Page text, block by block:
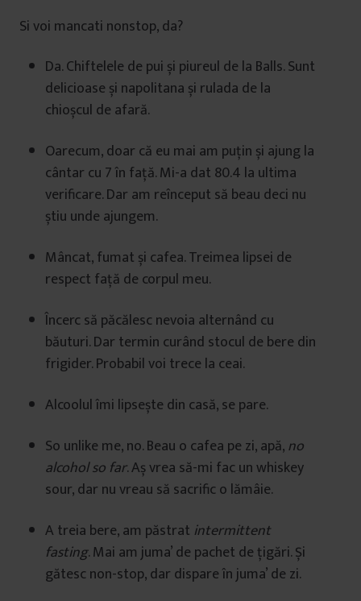
Si voi mancati nonstop, da?
Da. Chiftelele de pui și piureul de la Balls. Sunt
delicioase și napolitana și rulada de la
chioșcul de afară.
Oarecum, doar că eu mai am puțin și ajung la
cântar cu 7 în față. Mi-a dat 80.4 la ultima
verificare. Dar am reînceput să beau deci nu
știu unde ajungem.
Mâncat, fumat și cafea. Treimea lipsei de
respect față de corpul meu.
Încerc să păcălesc nevoia alternând cu
băuturi. Dar termin curând stocul de bere din
frigider. Probabil voi trece la ceai.
Alcoolul îmi lipsește din casă, se pare.
So unlike me, no. Beau o cafea pe zi, apă,no
alcohol so far. Aș vrea să-mi fac un whiskey
sour, dar nu vreau să sacrific o lămâie.
A treia bere, am păstrat intermittent
fasting. Mai am juma’ de pachet de țigări. Și
gătesc non-stop, dar dispare în juma’ de zi.